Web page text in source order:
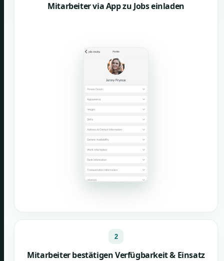
Mitarbeiter via App zu Jobs einladen
2
Mitarbeiter bestätigen Verfügbarkeit & Einsatz